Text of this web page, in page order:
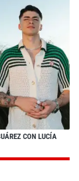
CON LUCÍA